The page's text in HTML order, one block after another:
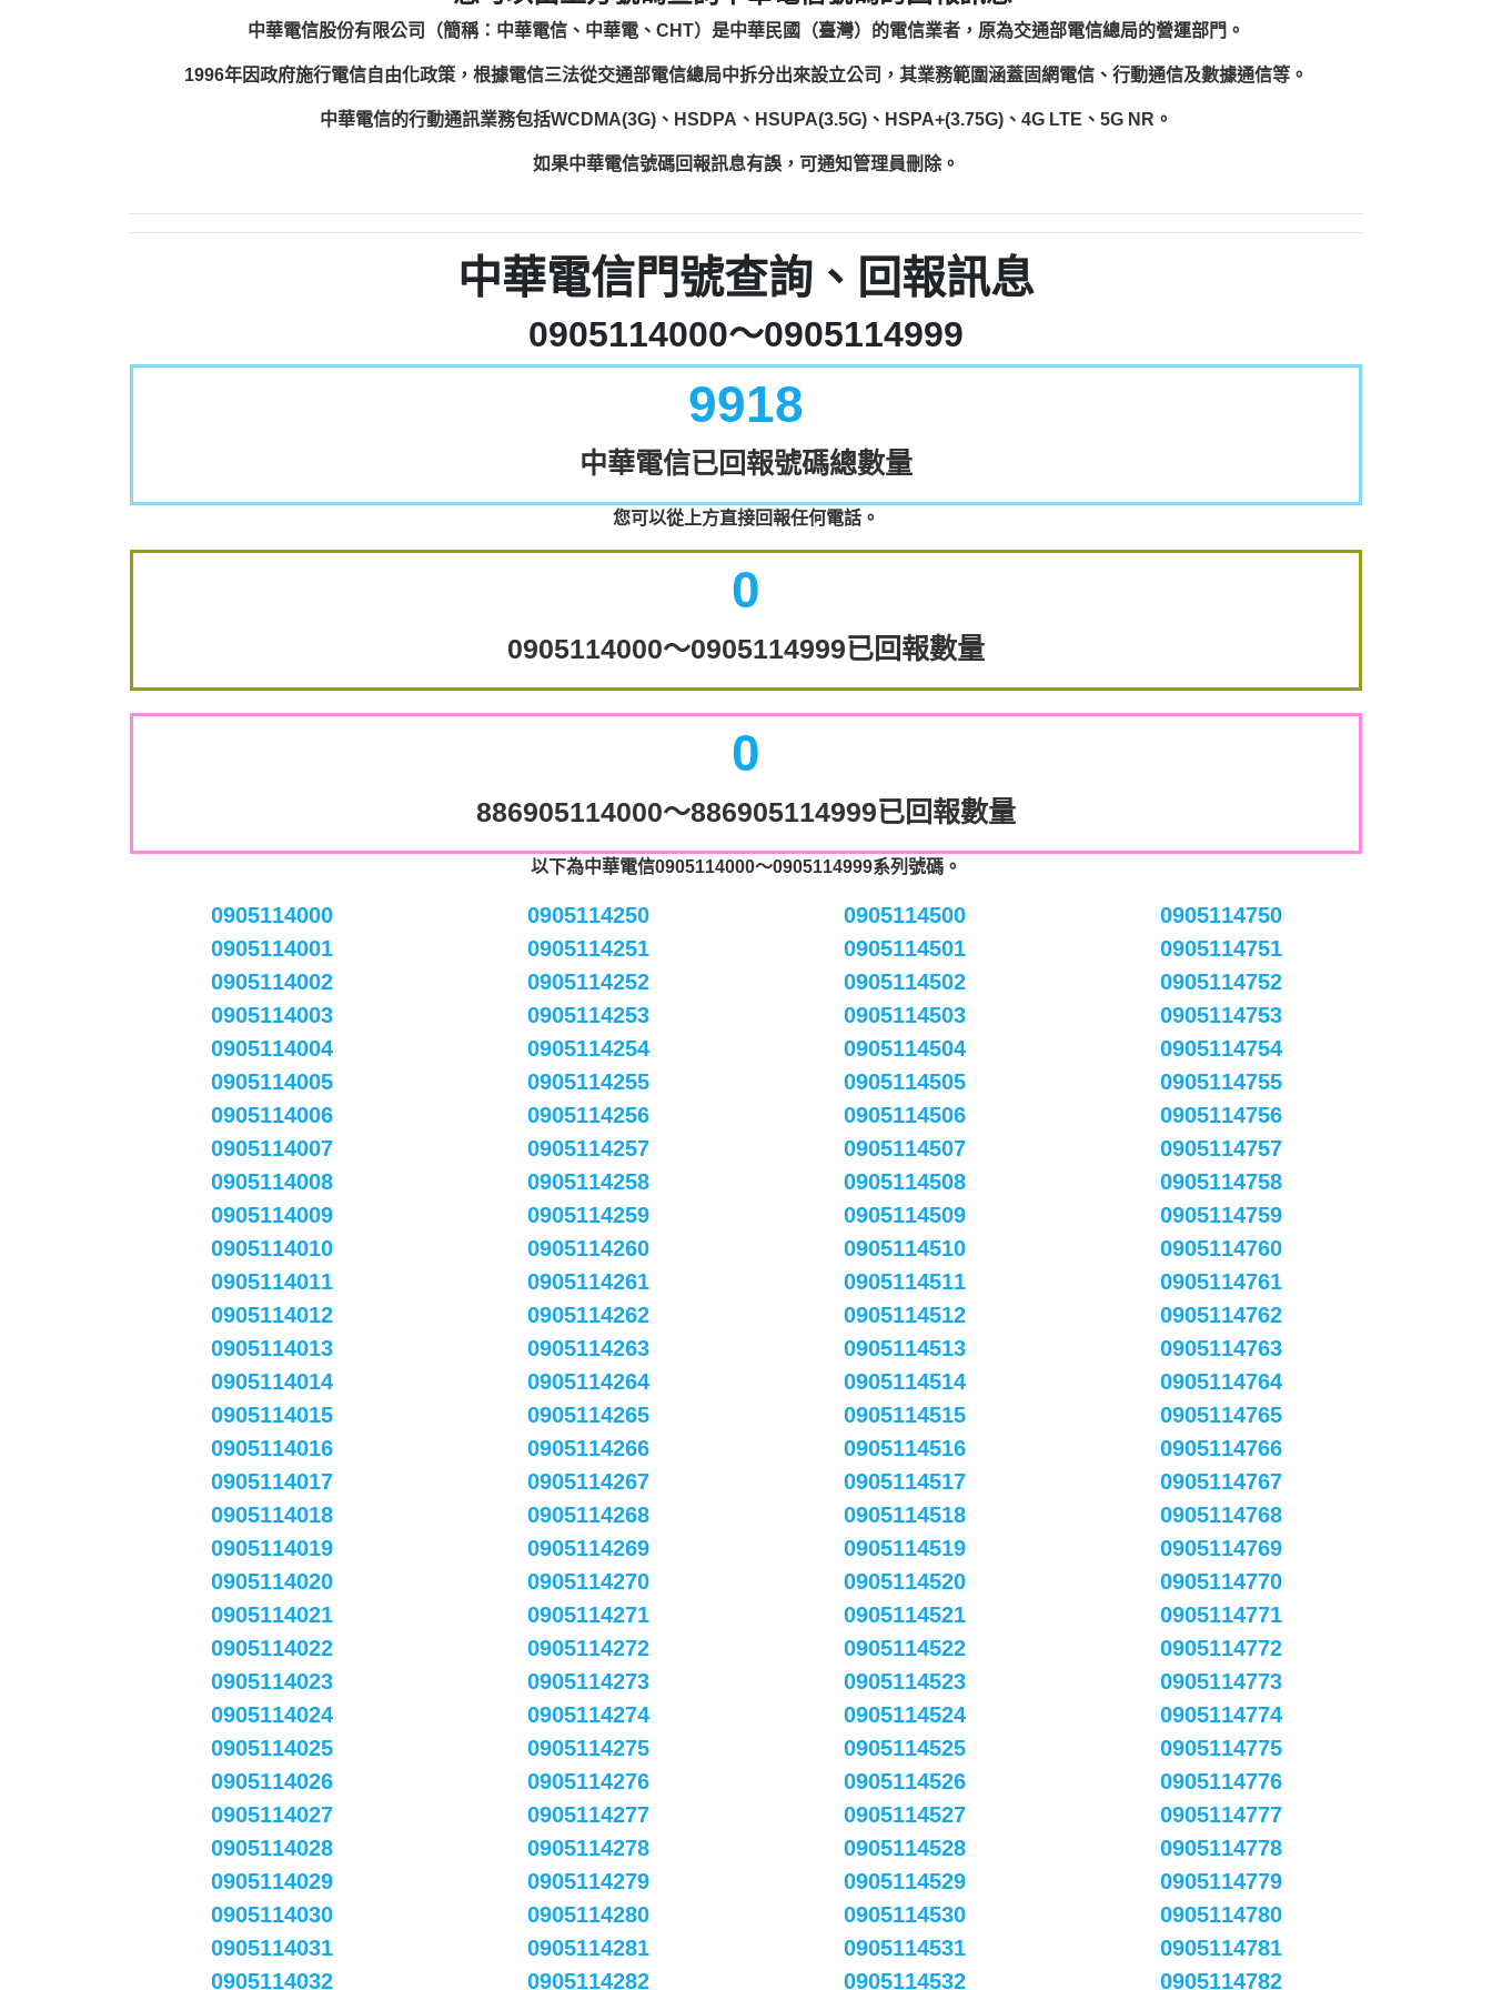
中華電信股份有限公司（簡稱：中華電信、中華電、CHT）是中華民國（臺灣）的電信業者，原為交通部電信總局的營運部門。
1996年因政府施行電信自由化政策，根據電信三法從交通部電信總局中拆分出來設立公司，其業務範圍涵蓋固網電信、行動通信及數據通信等。
中華電信的行動通訊業務包括WCDMA(3G)、HSDPA、HSUPA(3.5G)、HSPA+(3.75G)、4G LTE、5G NR。
如果中華電信號碼回報訊息有誤，可通知管理員刪除。
中華電信門號查詢、回報訊息
0905114000～0905114999
9918
中華電信已回報號碼總數量
您可以從上方直接回報任何電話。
0
0905114000～0905114999已回報數量
0
886905114000～886905114999已回報數量
以下為中華電信0905114000～0905114999系列號碼。
0905114000
0905114001
0905114002
0905114003
0905114004
0905114005
0905114006
0905114007
0905114008
0905114009
0905114010
0905114011
0905114012
0905114013
0905114014
0905114015
0905114016
0905114017
0905114018
0905114019
0905114020
0905114021
0905114022
0905114023
0905114024
0905114025
0905114026
0905114027
0905114028
0905114029
0905114030
0905114031
0905114032
0905114250
0905114251
0905114252
0905114253
0905114254
0905114255
0905114256
0905114257
0905114258
0905114259
0905114260
0905114261
0905114262
0905114263
0905114264
0905114265
0905114266
0905114267
0905114268
0905114269
0905114270
0905114271
0905114272
0905114273
0905114274
0905114275
0905114276
0905114277
0905114278
0905114279
0905114280
0905114281
0905114282
0905114500
0905114501
0905114502
0905114503
0905114504
0905114505
0905114506
0905114507
0905114508
0905114509
0905114510
0905114511
0905114512
0905114513
0905114514
0905114515
0905114516
0905114517
0905114518
0905114519
0905114520
0905114521
0905114522
0905114523
0905114524
0905114525
0905114526
0905114527
0905114528
0905114529
0905114530
0905114531
0905114532
0905114750
0905114751
0905114752
0905114753
0905114754
0905114755
0905114756
0905114757
0905114758
0905114759
0905114760
0905114761
0905114762
0905114763
0905114764
0905114765
0905114766
0905114767
0905114768
0905114769
0905114770
0905114771
0905114772
0905114773
0905114774
0905114775
0905114776
0905114777
0905114778
0905114779
0905114780
0905114781
0905114782